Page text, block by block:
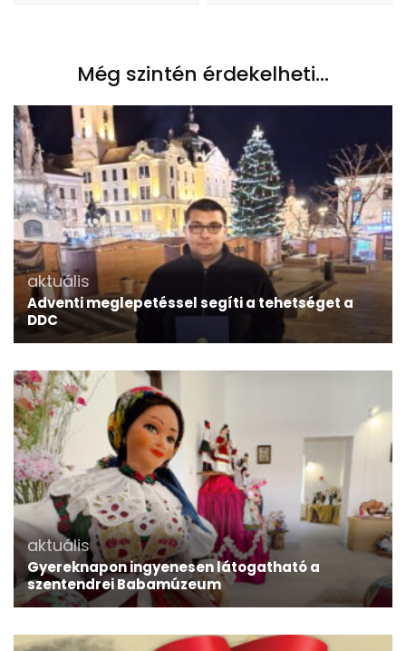
Még szintén érdekelheti...
aktuális
Adventi meglepetéssel segíti a tehetséget a
DDC
aktuális
Gyereknapon ingyenesen látogatható a
szentendrei Babamúzeum